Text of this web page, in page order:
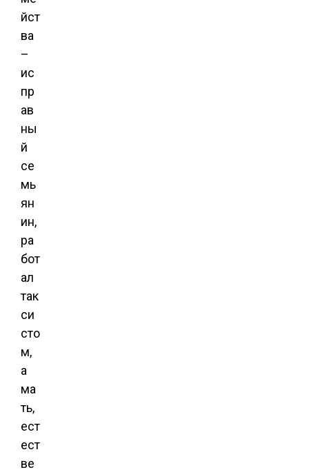
йст
ва
–
ис
пр
ав
ны
й
се
мь
ян
ин,
ра
бот
ал
так
си
сто
м,
а
ма
ть,
ест
ест
ве